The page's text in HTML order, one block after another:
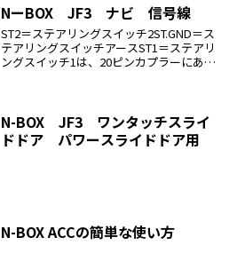
NーBOX JF3 ナビ 信号線
ST2＝ステアリングスイッチ2ST.GND＝ス
テアリングスイッチアースST1＝ステアリ
ングスイッチ1は、20ピンカプラーにあり
N-BOX JF3 ワンタッチスライ
ドドア パワースライドドア用
N-BOX ACCの簡単な使い方